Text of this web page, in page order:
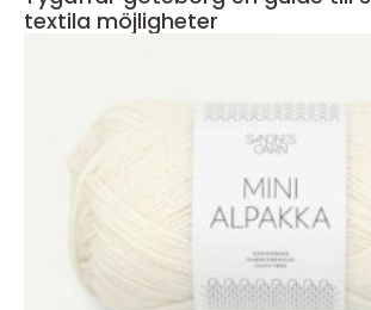
textila möjligheter